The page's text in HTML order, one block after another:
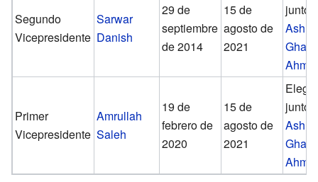
Segundo
Vicepresidente
Sarwar
Danish
29 de
septiembre
de 2014
15 de
agosto de
2021
junto
Ashraf
Ghani
Primer
Vicepresidente
Amrullah
Saleh
19 de
febrero de
2020
15 de
agosto de
2021
junto
Ashraf
Ghani